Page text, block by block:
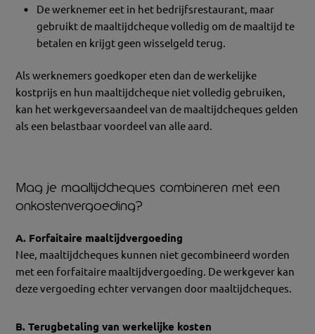
De werknemer eet in het bedrijfsrestaurant, maar
gebruikt de maaltijdcheque volledig om de maaltijd te
betalen en krijgt geen wisselgeld terug.
Als werknemers goedkoper eten dan de werkelijke
kostprijs en hun maaltijdcheque niet volledig gebruiken,
kan het werkgeversaandeel van de maaltijdcheques gelden
als een belastbaar voordeel van alle aard.
Mag je maaltijdcheques combineren met een
onkostenvergoeding?
A. Forfaitaire maaltijdvergoeding
Nee, maaltijdcheques kunnen niet gecombineerd worden
met een forfaitaire maaltijdvergoeding. De werkgever kan
deze vergoeding echter vervangen door maaltijdcheques.
B. Terugbetaling van werkelijke kosten